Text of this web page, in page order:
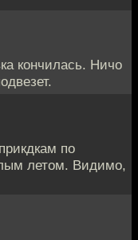
кончилась. Ничо
по
летом. Видимо,